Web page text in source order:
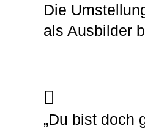
Die
als Ausbilder
„Du bist doch